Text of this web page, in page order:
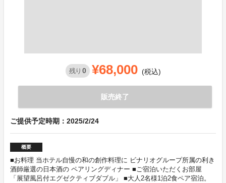
残り 0 ¥68,000 (税込)
販売終了
ご提供予定時期：2025/2/24
概要
■お料理 当ホテル自慢の和の創作料理に ビナリオグループ所属の利き
酒師厳選の日本酒の ペアリングディナー ■ご宿泊いただくお部屋
「展望風呂付エグゼクティブダブル」 ■大人2名様1泊2食ペア宿泊。